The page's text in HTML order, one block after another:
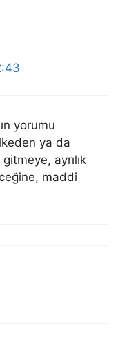
yorumu
ya da
ayrılık
maddi